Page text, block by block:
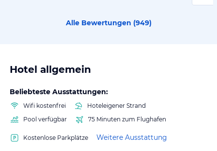
Alle Bewertungen (949)
Hotel allgemein
Beliebteste Ausstattungen:
Wifi kostenfrei
Hoteleigener Strand
Pool verfügbar
75 Minuten zum Flughafen
Kostenlose Parkplätze Weitere Ausstattung